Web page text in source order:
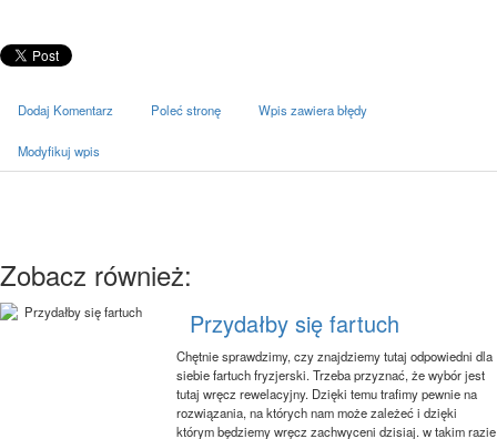
Dodaj Komentarz Poleć stronę Wpis zawiera błędy
Modyfikuj wpis
Zobacz również:
Przydałby się fartuch
Chętnie sprawdzimy, czy znajdziemy tutaj odpowiedni dla
siebie fartuch fryzjerski. Trzeba przyznać, że wybór jest
tutaj wręcz rewelacyjny. Dzięki temu trafimy pewnie na
rozwiązania, na których nam może zależeć i dzięki
którym będziemy wręcz zachwyceni dzisiaj. w takim razie